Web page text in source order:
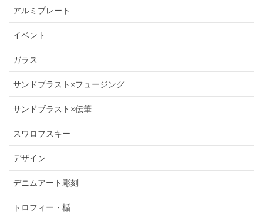
アルミプレート
イベント
ガラス
サンドブラスト×フュージング
サンドブラスト×伝筆
スワロフスキー
デザイン
デニムアート彫刻
トロフィー・楯